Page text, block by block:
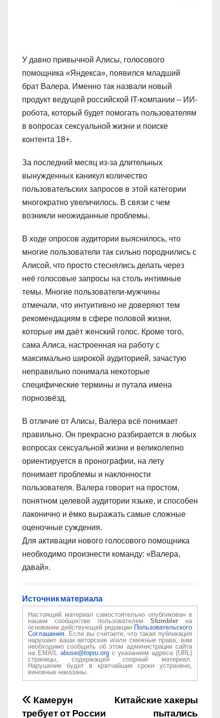
У давно привычной Алисы, голосового
помощника «Яндекса», появился младший
брат Валера. Именно так назвали новый
продукт ведущей российской IT-компании – ИИ-
робота, который будет помогать пользователям
в вопросах сексуальной жизни и поиске
контента 18+.
За последний месяц из-за длительных
вынужденных каникул количество
пользовательских запросов в этой категории
многократно увеличилось. В связи с чем
возникли неожиданные проблемы.
В ходе опросов аудитории выяснилось, что
многие пользователи так сильно породнились с
Алисой, что просто стеснялись делать через
неё голосовые запросы на столь интимные
темы. Многие пользователи-мужчины
отмечали, что интуитивно не доверяют тем
рекомендациям в сфере половой жизни,
которые им даёт женский голос. Кроме того,
сама Алиса, настроенная на работу с
максимально широкой аудиторией, зачастую
неправильно понимала некоторые
специфические термины и путала имена
порнозвёзд.
В отличие от Алисы, Валера всё понимает
правильно. Он прекрасно разбирается в любых
вопросах сексуальной жизни и великолепно
ориентируется в пронографии, на лету
понимает проблемы и наклонности
пользователя. Валера говорит на простом,
понятном целевой аудитории языке, и способен
лаконично и ёмко выражать самые сложные
оценочные суждения.
Для активации нового голосового помощника
необходимо произнести команду: «Валера,
давай».
Источник материала
Настоящий материал самостоятельно опубликован в
нашем сообществе пользователем Stumblerна
основании действующей редакции Пользовательского
Соглашения. Если вы считаете, что такая публикация
нарушает ваши авторские и/или смежные права, вам
необходимо сообщить об этом администрации сайта
на EMAIL abuse@topru.orgс указанием адреса (URL)
страницы, содержащей спорный материал.
Нарушение будет в кратчайшие сроки устранено,
виновные наказаны.
Навигация
Китайские хакеры
пытались
Камерун
требует от России